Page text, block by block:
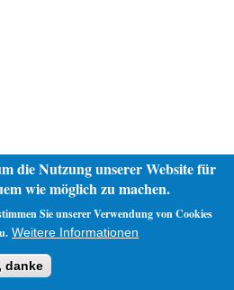
die Nutzung unserer Website für
wie möglich zu machen.
Sie unserer Verwendung von Cookies
Weitere Informationen
danke